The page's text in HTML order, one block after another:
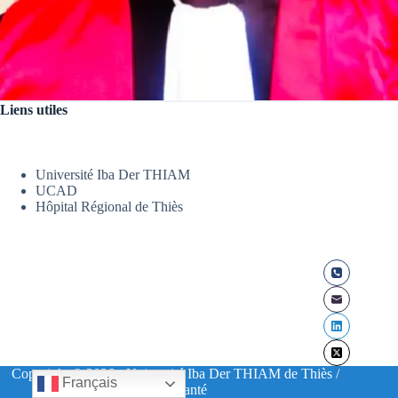
Liens utiles
Université Iba Der THIAM
UCAD
Hôpital Régional de Thiès
Copyright © 2026 - Université Iba Der THIAM de Thiès /
UFR Santé
Français